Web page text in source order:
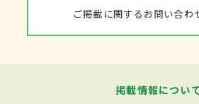
ご掲載に関するお問い合わ
掲載情報につい